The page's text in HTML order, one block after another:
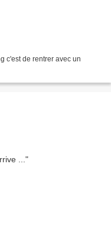
c'est de rentrer avec un